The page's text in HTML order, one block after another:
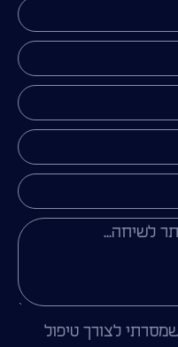
לצורך טיפול